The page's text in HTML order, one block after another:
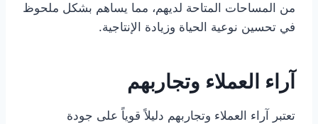
من المساحات المتاحة لديهم، مما يساهم بشكل ملحوظ
في تحسين نوعية الحياة وزيادة الإنتاجية.
آراء العملاء وتجاربهم
تعتبر آراء العملاء وتجاربهم دليلاً قوياً على جودة